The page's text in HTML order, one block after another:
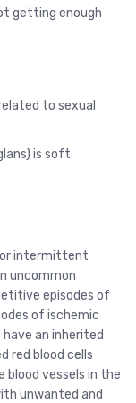
getting enough
to sexual
is soft
or intermittent
uncommon
episodes of
of ischemic
an inherited
red blood cells
blood vessels in the
unwanted and